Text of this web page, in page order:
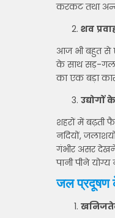
करकट तथा अन्य
शव
आज भी बहुत से
के साथ सड़-गल
का एक बड़ा
उद्योगों
शहरों में बढ़ती
नदियों,
गंभीर असर
पानी पीने योग्य
जल
खनिज